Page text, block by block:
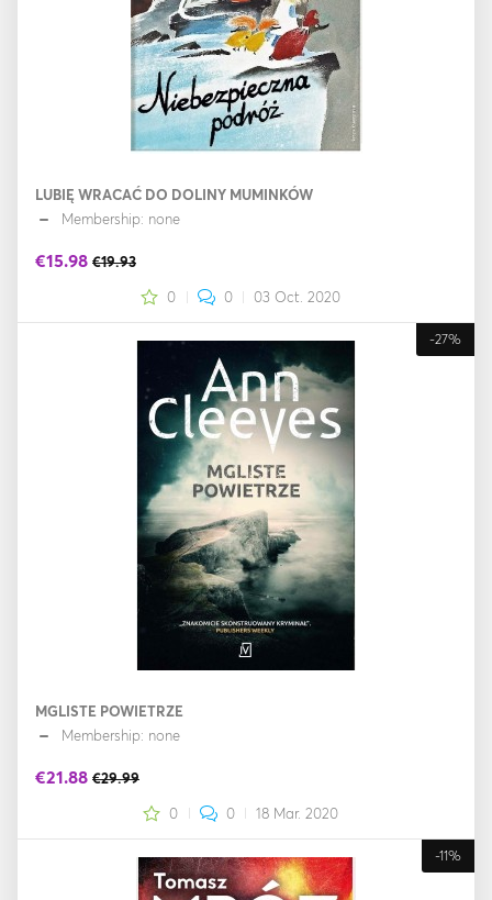
LUBIĘ WRACAĆ DO DOLINY MUMINKÓW
Membership: none
€15.98 €19.93
0 0 03 Oct. 2020
-27%
MGLISTE POWIETRZE
Membership: none
€21.88 €29.99
0 0 18 Mar. 2020
-11%